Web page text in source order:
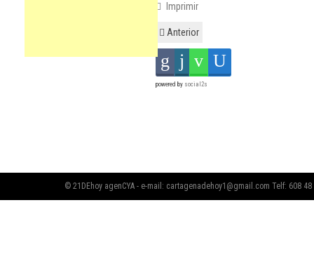
Imprimir
Anterior
powered by social2s
© 21DEhoy agenCYA - e-mail: cartagenadehoy1@gmail.com Telf: 608 48